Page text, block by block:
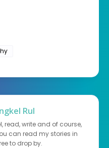
Rul
read, write and of course,
can read my stories in
to drop by.